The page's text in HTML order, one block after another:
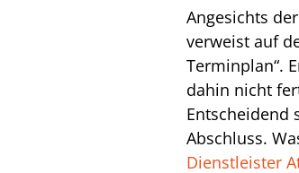
Angesichts
verweist auf
Terminplan“.
dahin nicht
Entscheidend
Abschluss.
Dienstleister